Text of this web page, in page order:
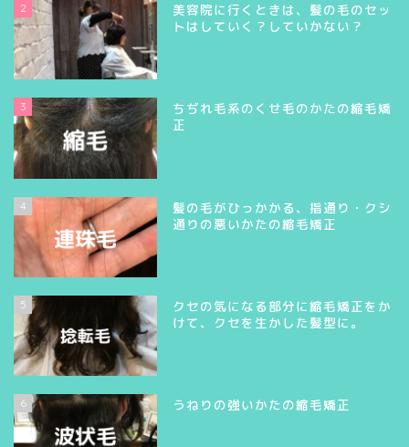
2
美容院に行くときは、髪の毛のセッ
トはしていく？していかない？
3
ちぢれ毛系のくせ毛のかたの縮毛矯
正
4
髪の毛がひっかかる、指通り・クシ
通りの悪いかたの縮毛矯正
5
クセの気になる部分に縮毛矯正をか
けて、クセを生かした髪型に。
6 うねりの強いかたの縮毛矯正